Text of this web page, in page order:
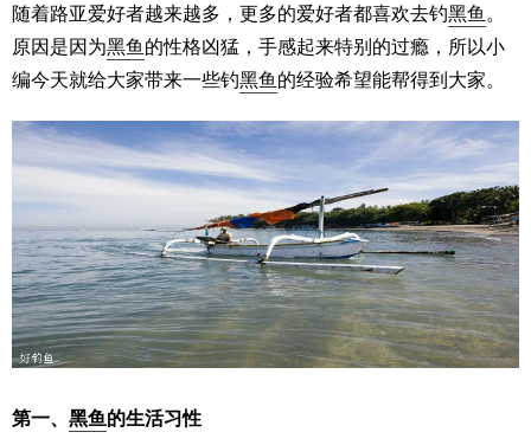
随着路亚爱好者越来越多，更多的爱好者都喜欢去钓黑鱼 。
原因是因为黑鱼 的性格凶猛，手感起来特别的过瘾，所以小
编今天就给大家带来一些钓黑鱼 的经验希望能帮得到大家。
第一、 黑鱼的生活习性